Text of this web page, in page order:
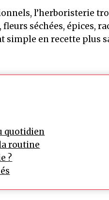
l’herboristerie
séchées, épices,
en recette plus
quotidien
routine
?